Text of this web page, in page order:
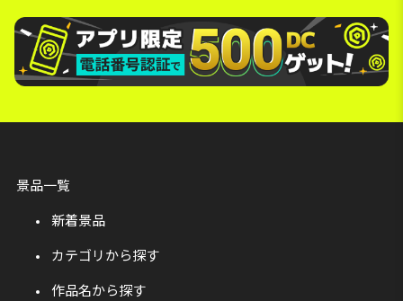
景品一覧
新着景品
カテゴリから探す
作品名から探す